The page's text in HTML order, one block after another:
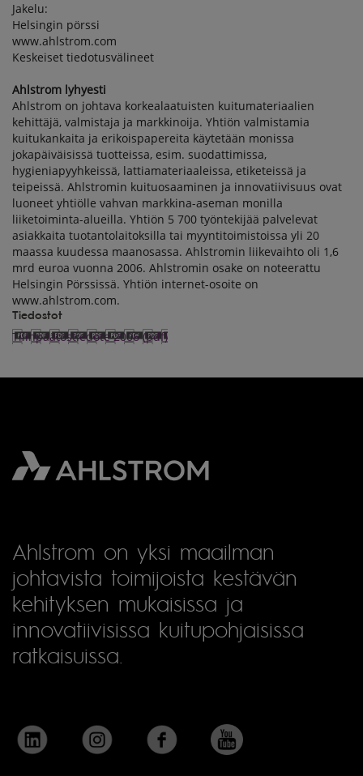
Jakelu:
Helsingin pörssi
www.ahlstrom.com
Keskeiset tiedotusvälineet
Ahlstrom lyhyesti
Ahlstrom on johtava korkealaatuisten kuitumateriaalien
kehittäjä, valmistaja ja markkinoija. Yhtiön valmistamia
kuitukankaita ja erikoispapereita käytetään monissa
jokapäiväisissä tuotteissa, esim. suodattimissa,
hygieniapyyhkeissä, lattiamateriaaleissa, etiketeissä ja
teipeissä. Ahlstromin kuituosaaminen ja innovatiivisuus ovat
luoneet yhtiölle vahvan markkina-aseman monilla
liiketoiminta-alueilla. Yhtiön 5 700 työntekijää palvelevat
asiakkaita tuotantolaitoksilla tai myyntitoimistoissa yli 20
maassa kuudessa maanosassa. Ahlstromin liikevaihto oli 1,6
mrd euroa vuonna 2006. Ahlstromin osake on noteerattu
Helsingin Pörssissä. Yhtiön internet-osoite on
www.ahlstrom.com.
Tiedostot
Tilinpäätöstiedote 2006 (pdf)
Ahlstrom on yksi maailman
johtavista toimijoista kestävän
kehityksen mukaisissa ja
innovatiivisissa kuitupohjaisissa
ratkaisuissa.